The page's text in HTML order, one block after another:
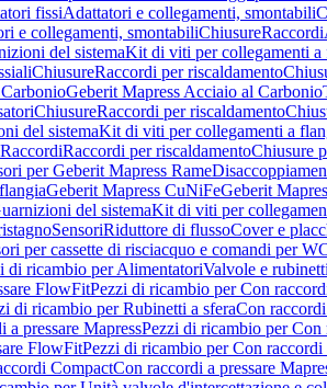
fissiAdattatori e collegamenti, smontabili
e collegamenti, smontabiliChiusureRaccordi
del sistemaKit di viti per collegamenti a
ChiusureRaccordi per riscaldamento
Geberit Mapress Acciaio al Carbonio
ChiusureRaccordi per riscaldamento
del sistemaKit di viti per collegamenti a
RaccordiRaccordi per riscaldamentoChiusure
per Geberit Mapress Rame
Geberit Mapress CuNiFeGeberit
del sistemaKit di viti per
SensoriRiduttore di flussoCover e
per cassette di risciacquo e comandi per
di ricambio per AlimentatoriValvole e rubinetti
FlowFitPezzi di ricambio per Con
di ricambio per Rubinetti a sferaCon
a pressare MapressPezzi di ricambio per Con
FlowFitPezzi di ricambio per Con raccordi
CompactCon raccordi a pressare